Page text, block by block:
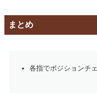
まとめ
各指でポジションチ